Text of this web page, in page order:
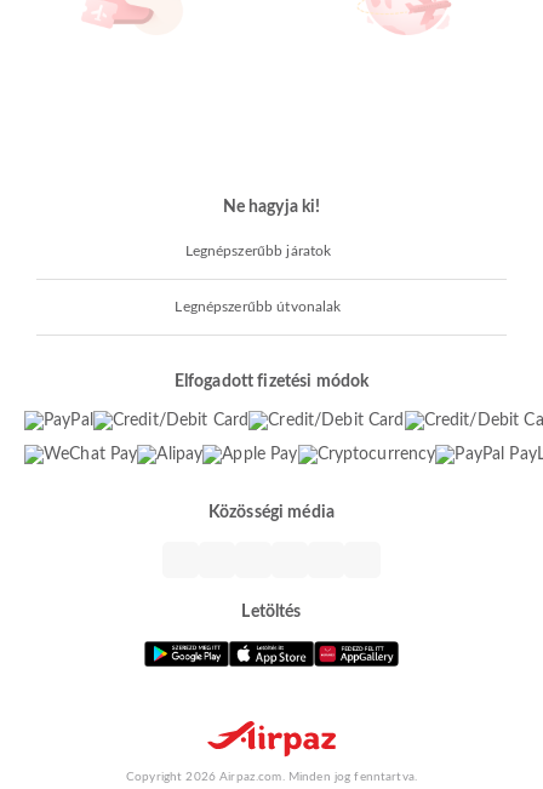
Ne hagyja ki!
Legnépszerűbb járatok
Legnépszerűbb útvonalak
Elfogadott fizetési módok
Közösségi média
Letöltés
Copyright 2026 Airpaz.com. Minden jog fenntartva.